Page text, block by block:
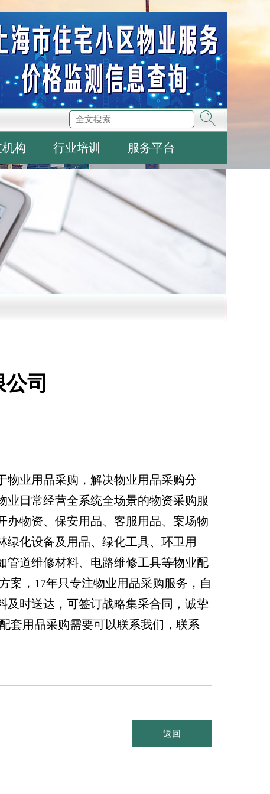
构 行业培训 服务平台
司
物业用品采购，解决物业用品采购分
日常经营全系统全场景的物资采购服
办物资、保安用品、客服用品、案场物
绿化设备及用品、绿化工具、环卫用
管道维修材料、电路维修工具等物业配
案，17年只专注物业用品采购服务，自
及时送达，可签订战略集采合同，诚挚
套用品采购需要可以联系我们，联系
返回